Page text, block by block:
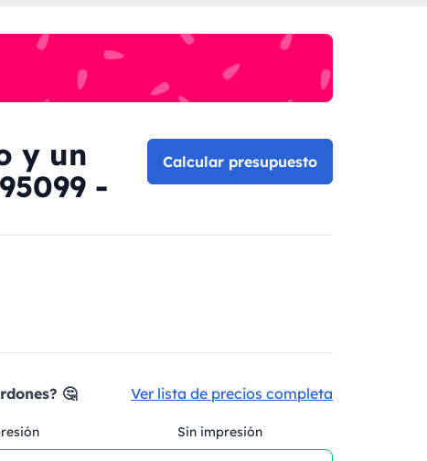
y un
-
Calcular presupuesto
🤔 Ver lista de precios completa
Sin impresión